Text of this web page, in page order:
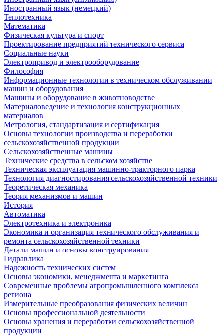
Иностранный язык (немецкий)
Теплотехника
Математика
Физическая культура и спорт
Проектирование предприятий технического сервиса
Социальные науки
Электропривод и электрооборудование
Философия
Информационные технологии в техническом обслуживании
машин и оборудования
Машины и оборудование в животноводстве
Материаловедение и технология конструкционных
материалов
Метрология, стандартизация и сертификация
Основы технологии производства и переработки
сельскохозяйственной продукции
Сельскохозяйственные машины
Технические средства в сельском хозяйстве
Техническая эксплуатация машинно-тракторного парка
Технология диагностирования сельскохозяйственной техники
Теоретическая механика
Теория механизмов и машин
История
Автоматика
Электротехника и электроника
Экономика и организация технического обслуживания и
ремонта сельскохозяйственной техники
Детали машин и основы конструирования
Гидравлика
Надежность технических систем
Основы экономики, менеджмента и маркетинга
Современные проблемы агропромышленного комплекса
региона
Измерительные преобразования физических величин
Основы профессиональной деятельности
Основы хранения и переработки сельскохозяйственной
продукции